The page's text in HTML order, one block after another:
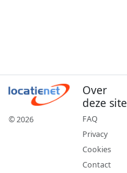
© 2026
Over
deze site
FAQ
Privacy
Cookies
Contact